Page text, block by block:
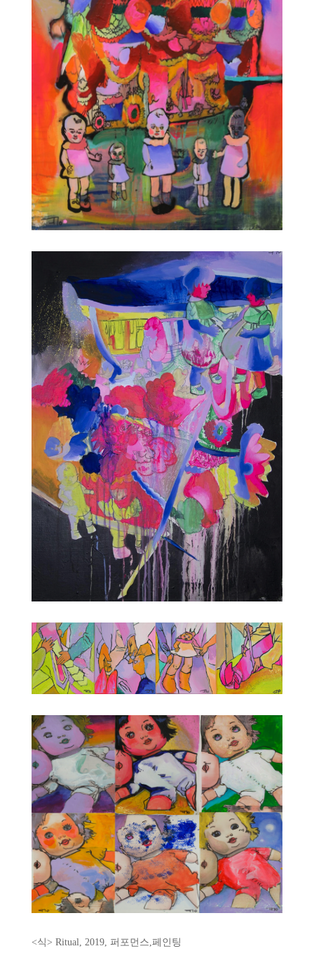
<식> Ritual, 2019, 퍼포먼스,페인팅